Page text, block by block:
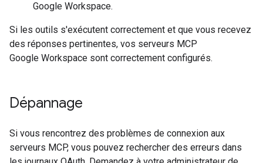
Google Workspace.
Si les outils s'exécutent correctement et que vous recevez
des réponses pertinentes, vos serveurs MCP
Google Workspace sont correctement configurés.
Dépannage
Si vous rencontrez des problèmes de connexion aux
serveurs MCP, vous pouvez rechercher des erreurs dans